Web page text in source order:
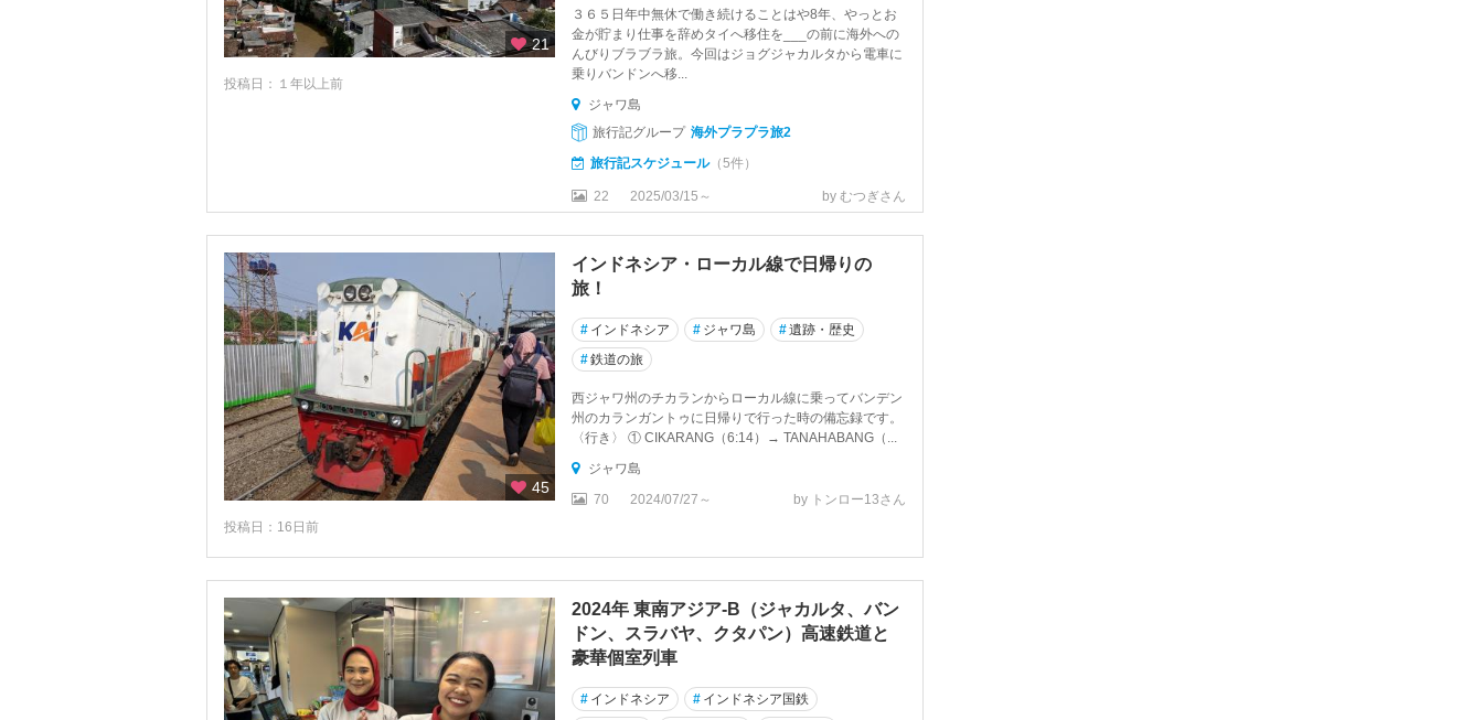
21
投稿日：１年以上前
３６５日年中無休で働き続けることはや8年、やっとお
金が貯まり仕事を辞めタイへ移住を___の前に海外への
んびりブラブラ旅。今回はジョグジャカルタから電車に
乗りバンドンへ移...
ジャワ島
旅行記グループ 海外プラプラ旅2
旅行記スケジュール（5件）
22 2025/03/15～ by むつぎさん
45
投稿日：16日前
インドネシア・ローカル線で日帰りの
旅！
# インドネシア # ジャワ島 #遺跡・歴史
#鉄道の旅
西ジャワ州のチカランからローカル線に乗ってバンデン
州のカランガントゥに日帰りで行った時の備忘録です。
〈行き〉 ① CIKARANG（6:14）→ TANAHABANG（...
ジャワ島
70
2024/07/27～ by トンロー13さん
2024年 東南アジア-B（ジャカルタ、バン
ドン、スラバヤ、クタパン）高速鉄道と
豪華個室列車
# インドネシア # インドネシア国鉄